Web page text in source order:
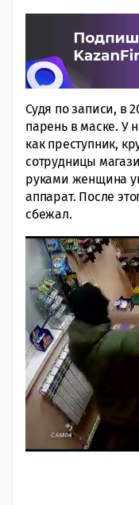
Судя по записи, в
парень в маске. У
как преступник,
сотрудницы
руками женщина
аппарат. После
сбежал.